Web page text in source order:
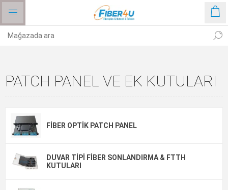
PATCH PANEL VE EK KUTULARI
FIBER OPTIK PATCH PANEL
DUVAR TIPI FIBER SONLANDIRMA & FTTH
KUTULARI